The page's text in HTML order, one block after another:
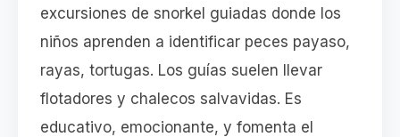
excursiones de snorkel guiadas donde los
niños aprenden a identificar peces payaso,
rayas, tortugas. Los guías suelen llevar
flotadores y chalecos salvavidas. Es
educativo, emocionante, y fomenta el